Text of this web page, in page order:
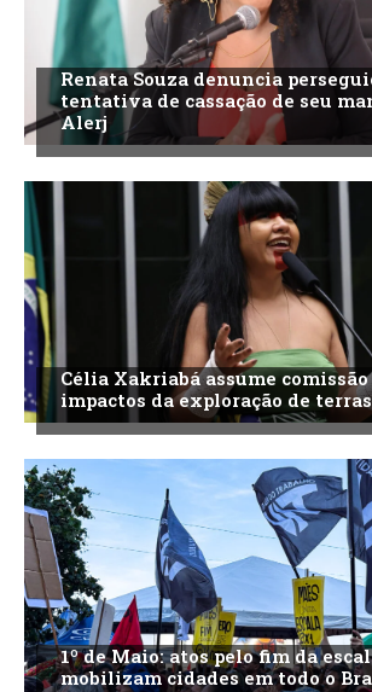
Renata Souza denuncia
tentativa de cassação de seu
Alerj
Célia Xakriabá assume comissão
impactos da exploração de
1º de Maio: atos pelo fim da
mobilizam cidades em todo o